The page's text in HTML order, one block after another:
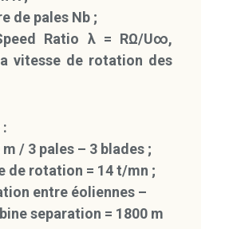
de pales Nb ;
Ratio λ = RΩ/U∞,
vitesse de rotation des
m / 3 pales – 3 blades ;
de rotation = 14 t/mn ;
entre éoliennes –
separation = 1800 m